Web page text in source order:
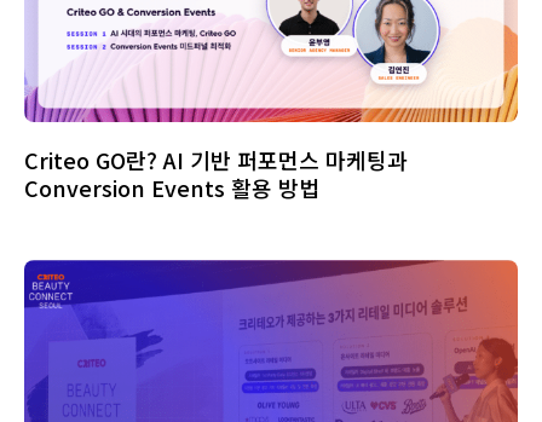
Criteo GO란? AI 기반 퍼포먼스 마케팅과
Conversion Events 활용 방법